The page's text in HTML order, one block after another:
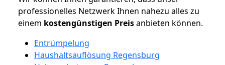
professionelles Netzwerk Ihnen nahezu alles zu
einem kostengünstigen Preisanbieten können.
Entrümpelung
Haushaltsauflösung Regensburg